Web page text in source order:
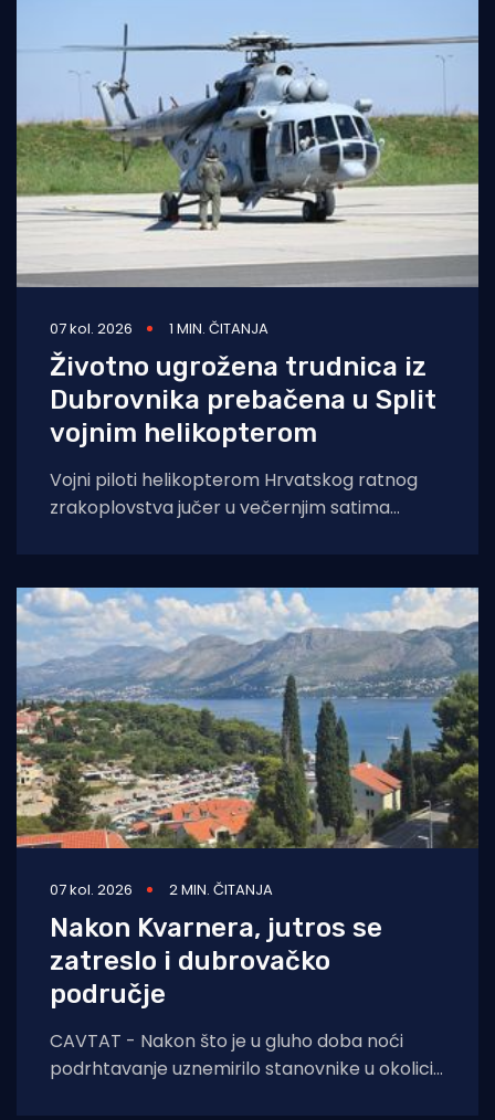
07 kol. 2026 1 MIN. ČITANJA
Životno ugrožena trudnica iz
Dubrovnika prebačena u Split
vojnim helikopterom
Vojni piloti helikopterom Hrvatskog ratnog
zrakoplovstva jučer u večernjim satima
07 kol. 2026 2 MIN. ČITANJA
Nakon Kvarnera, jutros se
zatreslo i dubrovačko
područje
CAVTAT - Nakon što je u gluho doba noći
podrhtavanje uznemirilo stanovnike u okolici